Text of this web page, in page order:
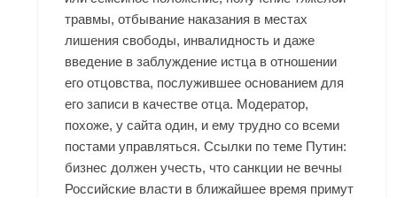
травмы, отбывание наказания в местах
лишения свободы, инвалидность и даже
введение в заблуждение истца в отношении
его отцовства, послужившее основанием для
его записи в качестве отца. Модератор,
похоже, у сайта один, и ему трудно со всеми
постами управляться. Ссылки по теме Путин:
бизнес должен учесть, что санкции не вечны
Российские власти в ближайшее время примут